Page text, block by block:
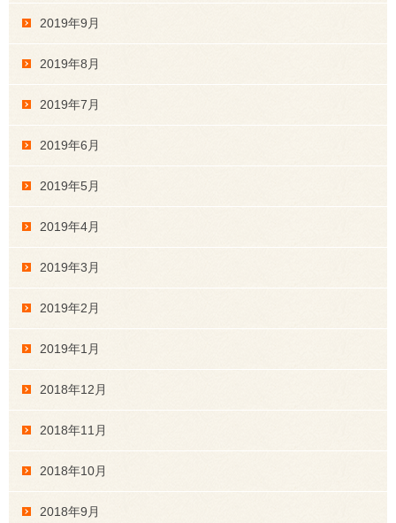
2019年9月
2019年8月
2019年7月
2019年6月
2019年5月
2019年4月
2019年3月
2019年2月
2019年1月
2018年12月
2018年11月
2018年10月
2018年9月